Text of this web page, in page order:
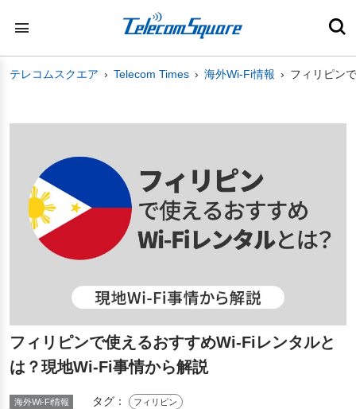
テレコムスクエア Telecom Times 海外Wi-Fi情報 フィリピン
フィリピンで使えるおすすめWi-Fiレンタルと
は？現地Wi-Fi事情から解説
海外Wi-Fi情報 タグ： フィリピン